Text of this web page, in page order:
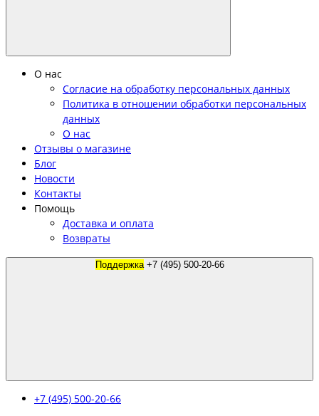
О нас
Согласие на обработку персональных данных
Политика в отношении обработки персональных
данных
О нас
Отзывы о магазине
Блог
Новости
Контакты
Помощь
Доставка и оплата
Возвраты
Поддержка +7 (495) 500-20-66
+7 (495) 500-20-66